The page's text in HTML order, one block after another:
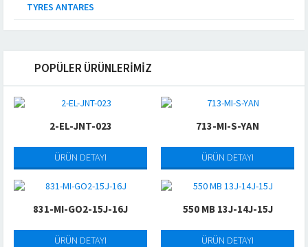
TYRES ANTARES
POPÜLER ÜRÜNLERİMİZ
2-EL-JNT-023
ÜRÜN DETAYI
713-MI-S-YAN
ÜRÜN DETAYI
831-MI-GO2-15J-16J
ÜRÜN DETAYI
550 MB 13J-14J-15J
ÜRÜN DETAYI